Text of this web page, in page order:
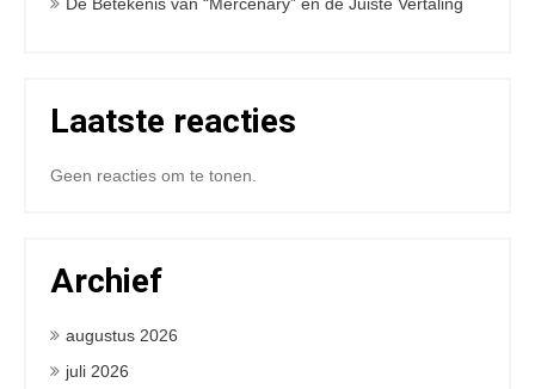
Laatste reacties
Geen reacties om te tonen.
Archief
augustus 2026
juli 2026